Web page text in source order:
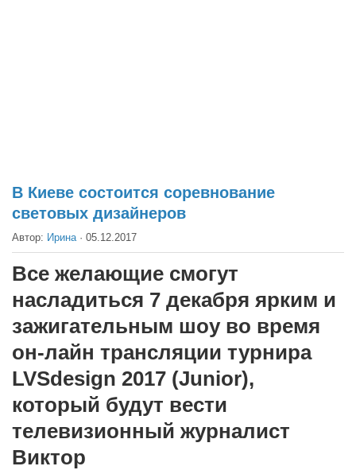
Деньги
Опросы
Экология
Здоровье
Сам себе доктор
Активный отдых
Курьезы
Досье
В Киеве состоится соревнование
световых дизайнеров
Автор: Ирина · 05.12.2017
Все желающие смогут
насладиться 7 декабря ярким и
зажигательным шоу во время
он-лайн трансляции турнира
LVSdesign 2017 (Junior),
который будут вести
телевизионный журналист
Виктор